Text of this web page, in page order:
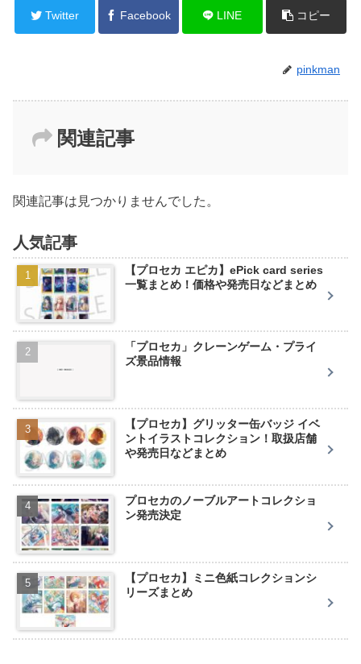
Twitter Facebook LINE コピー
pinkman
関連記事
関連記事は見つかりませんでした。
人気記事
【プロセカ エピカ】ePick card series
一覧まとめ！価格や発売日などまとめ
「プロセカ」クレーンゲーム・プライ
ズ景品情報
【プロセカ】グリッター缶バッジ イベ
ントイラストコレクション！取扱店舗
や発売日などまとめ
プロセカのノーブルアートコレクショ
ン発売決定
【プロセカ】ミニ色紙コレクションシ
リーズまとめ